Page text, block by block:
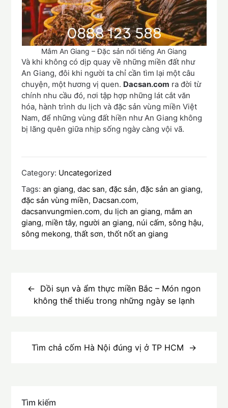
Mắm An Giang – Đặc sản nổi tiếng An Giang
Và khi không có dịp quay về những miền đất như
An Giang, đôi khi người ta chỉ cần tìm lại một câu
chuyện, một hương vị quen. Dacsan.com ra đời từ
chính nhu cầu đó, nơi tập hợp những lát cắt văn
hóa, hành trình du lịch và đặc sản vùng miền Việt
Nam, để những vùng đất hiền như An Giang không
bị lãng quên giữa nhịp sống ngày càng vội vã.
Category: Uncategorized
Tags:an giang,dac san,đặc sản,đặc sản an giang,
đặc sản vùng miền, Dacsan.com,
dacsanvungmien.com,du lịch an giang, mắm an
giang, miền tây, người an giang, núi cấm, sông hậu,
sông mekong,thất sơn,thốt nốt an giang
hướngDồi sụn và ẩm thực miền Bắc – Món ngon
không thể thiếu trong những ngày se lạnh
Tìm chả cốm Hà Nội đúng vị ở TP HCM
Tìm kiếm